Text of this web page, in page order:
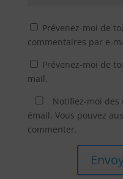
Prévenez-moi de
commentaires par e-
Prévenez-moi de
mail.
Notifiez-moi des
émail. Vous pouvez
commenter.